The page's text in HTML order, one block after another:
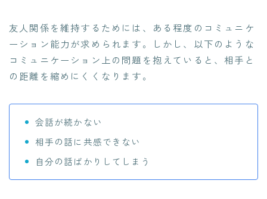
友人関係を維持するためには、ある程度のコミュニケ
ーション能力が求められます。しかし、以下のような
コミュニケーション上の問題を抱えていると、相手と
の距離を縮めにくくなります。
会話が続かない
相手の話に共感できない
自分の話ばかりしてしまう